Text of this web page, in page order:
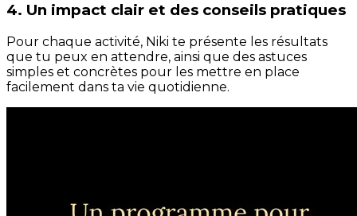
4. Un impact clair et des conseils pratiques
Pour chaque activité, Niki te présente les résultats
que tu peux en attendre, ainsi que des astuces
simples et concrètes pour les mettre en place
facilement dans ta vie quotidienne.